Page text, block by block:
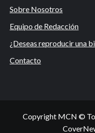
Sobre Nosotros
Equipo de Redacción
¿Deseas reproducir una
Contacto
Copyright MCN ©